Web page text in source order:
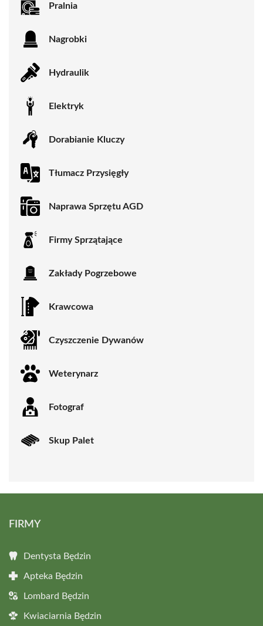
Pralnia
Nagrobki
Hydraulik
Elektryk
Dorabianie Kluczy
Tłumacz Przysięgły
Naprawa Sprzętu AGD
Firmy Sprzątające
Zakłady Pogrzebowe
Krawcowa
Czyszczenie Dywanów
Weterynarz
Fotograf
Skup Palet
FIRMY
Dentysta Będzin
Apteka Będzin
Lombard Będzin
Kwiaciarnia Będzin